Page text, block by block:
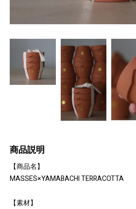
商品説明
【商品名】
MASSES×YAMABACHI TERRACOTTA
【素材】